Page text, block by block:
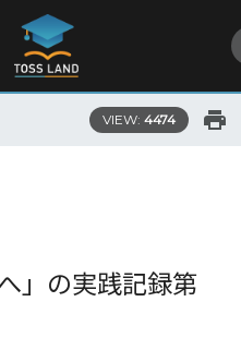
VIEW: 4474
」の実践記録第